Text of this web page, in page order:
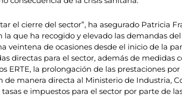
el cierre del sector”, ha asegurado Patricia
la que ha recogido y elevado las demandas
veintena de ocasiones desde el inicio de la
directas para el sector, además de medidas
ERTE, la prolongación de las prestaciones
de manera directa al Ministerio de Industria,
e impuestos para el sector por parte de